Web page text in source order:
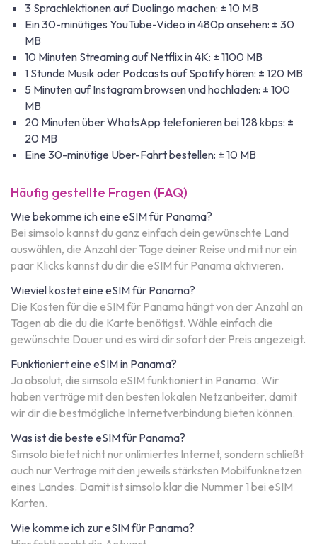
3 Sprachlektionen auf Duolingo machen: ± 10 MB
Ein 30-minütiges YouTube-Video in 480p ansehen: ± 30
MB
10 Minuten Streaming auf Netflix in 4K: ± 1100 MB
1 Stunde Musik oder Podcasts auf Spotify hören: ± 120 MB
5 Minuten auf Instagram browsen und hochladen: ± 100
MB
20 Minuten über WhatsApp telefonieren bei 128 kbps: ±
20 MB
Eine 30-minütige Uber-Fahrt bestellen: ± 10 MB
Häufig gestellte Fragen (FAQ)
Wie bekomme ich eine eSIM für Panama?
Bei simsolo kannst du ganz einfach dein gewünschte Land
auswählen, die Anzahl der Tage deiner Reise und mit nur ein
paar Klicks kannst du dir die eSIM für Panama aktivieren.
Wieviel kostet eine eSIM für Panama?
Die Kosten für die eSIM für Panama hängt von der Anzahl an
Tagen ab die du die Karte benötigst. Wähle einfach die
gewünschte Dauer und es wird dir sofort der Preis angezeigt.
Funktioniert eine eSIM in Panama?
Ja absolut, die simsolo eSIM funktioniert in Panama. Wir
haben verträge mit den besten lokalen Netzanbeiter, damit
wir dir die bestmögliche Internetverbindung bieten können.
Was ist die beste eSIM für Panama?
Simsolo bietet nicht nur unlimiertes Internet, sondern schließt
auch nur Verträge mit den jeweils stärksten Mobilfunknetzen
eines Landes. Damit ist simsolo klar die Nummer 1 bei eSIM
Karten.
Wie komme ich zur eSIM für Panama?